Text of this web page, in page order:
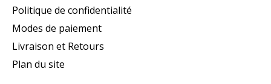
Politique de confidentialité
Modes de paiement
Livraison et Retours
Plan du site